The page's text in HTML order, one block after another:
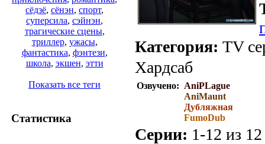
сёдзё, сёнэн, спорт,
суперсила, сэйнэн,
трагические сцены,
триллер, ужасы,
фантастика, фэнтези,
школа, экшен, этти
Показать все теги
Статистика
Категория: TV
Хардсаб
Озвучено: AniPLague
AniMaunt
Дубляжная
FumoDub
Серии: 1-12 из